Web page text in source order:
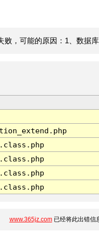
，可能的原因：1、数据
www.365jz.com已经将此出错信